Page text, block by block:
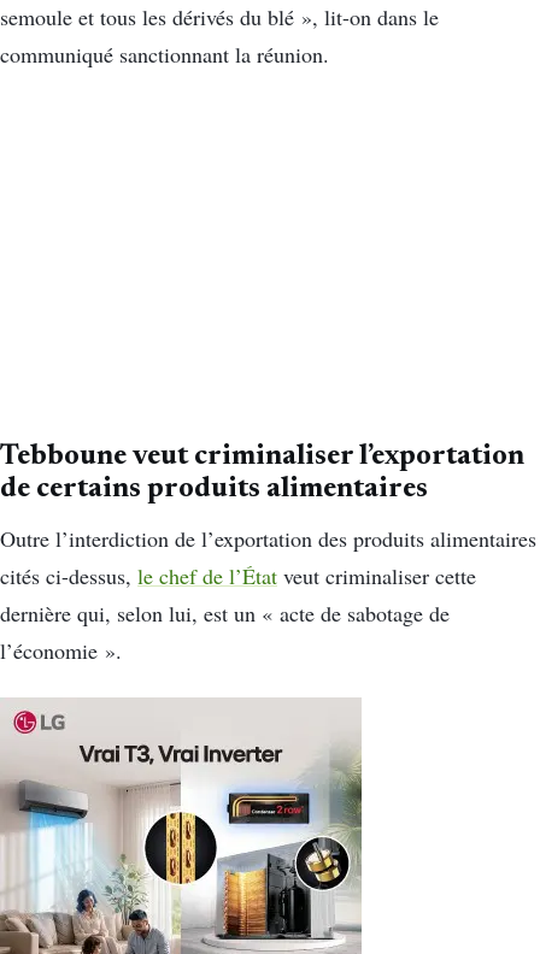
semoule et tous les dérivés du blé », lit-on dans le
communiqué sanctionnant la réunion.
Tebboune veut criminaliser l’exportation
de certains produits alimentaires
Outre l’interdiction de l’exportation des produits alimentaires
cités ci-dessus, le chef de l’État veut criminaliser cette
dernière qui, selon lui, est un « acte de sabotage de
l’économie ».